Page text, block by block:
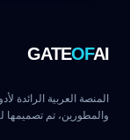
GATEOFAI
المنصة العربية الرائدة
والمطورين، تم تصميمها